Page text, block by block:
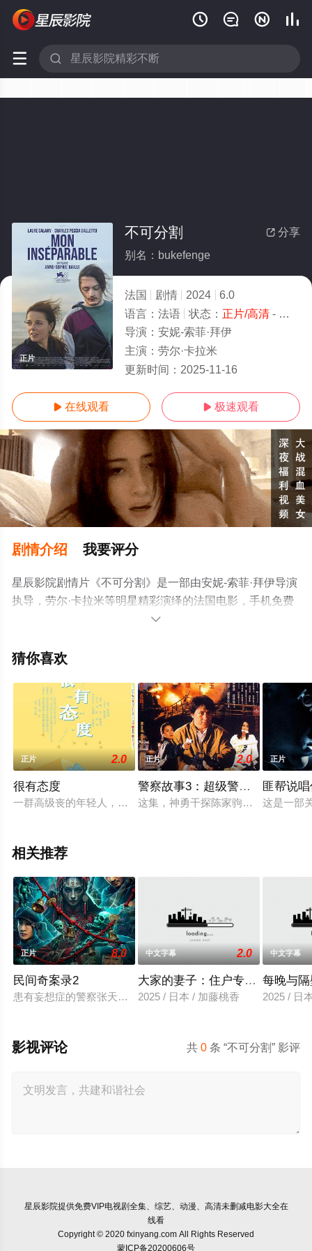
   
 
正片
 分享
不可分割
别名：bukefenge
法国 剧情 2024
6.0
语言： 法语 状态： 正片/高清- 免费观看
导演： 安妮-索菲·拜伊
主演： 劳尔·卡拉米
更新时间： 2025-11-16
 在线观看  极速观看
剧情介绍 我要评分
星辰影院剧情片《不可分割》是一部由安妮-索菲·拜伊导演
执导，劳尔·卡拉米等明星精彩演绎的法国电影，手机免费
观看高清无删减完整版电影大全就上星辰电影网，更多相

猜你喜欢
正片 2.0
很有态度
一群高级丧的年轻人，打着咸鱼的旗号享受平静的日子，但一心
正片 2.0
警察故事3：超级警察（粤语版）
这集，神勇干探陈家驹（成龙 饰）
正片
匪帮说
这是一部
相关推荐
正片 8.0
民间奇案录2
患有妄想症的警察张天盛遇上一起离奇的神像杀人事件，勘案过
中文字幕 2.0
大家的妻子：住户专用洞口
2025 / 日本 / 加藤桃香
中文字幕
每晚与
2025 / 日
共0 条 “不可分割” 影评
影视评论
星辰影院提供免费VIP电视剧全集、综艺、动漫、高清未删减电影大全在
线看
Copyright © 2020 fxinyang.com All Rights Reserved
蒙ICP备20200606号